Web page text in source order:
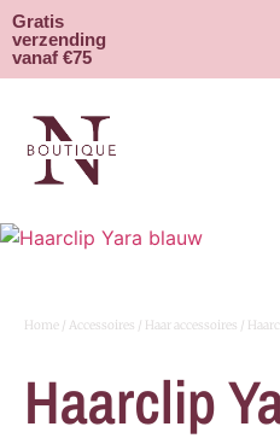
Gratis
verzending
vanaf €75
Home / Accessoires / Haar accessoires /
Haarclip